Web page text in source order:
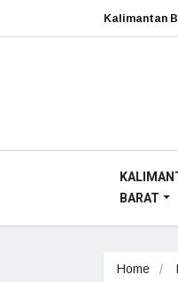
Kalimantan
BARAT
Home